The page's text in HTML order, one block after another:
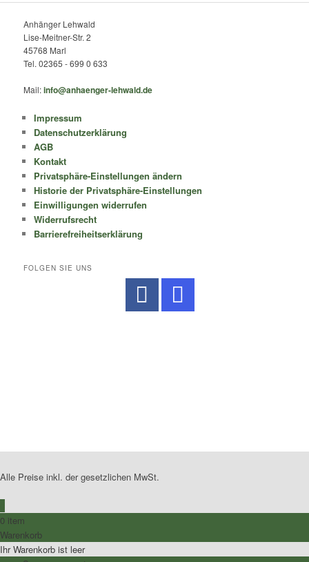
Anhänger Lehwald
Lise-Meitner-Str. 2
45768 Marl
Tel. 02365 - 699 0 633
Mail:info@anhaenger-lehwald.de
Impressum
Datenschutzerklärung
AGB
Kontakt
Privatsphäre-Einstellungen ändern
Historie der Privatsphäre-Einstellungen
Einwilligungen widerrufen
Widerrufsrecht
Barrierefreiheitserklärung
FOLGEN SIE UNS
Alle Preise inkl. der gesetzlichen MwSt.
0 item
Warenkorb
Ihr Warenkorb ist leer